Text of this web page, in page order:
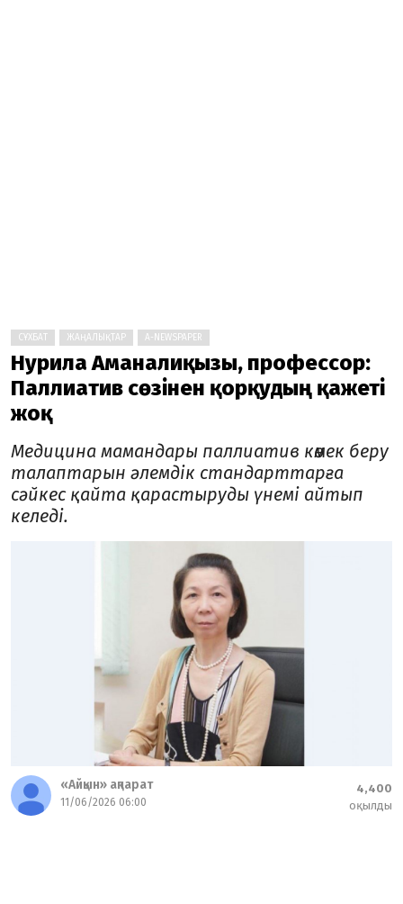
СҰХБАТ ЖАҢАЛЫҚТАР A-NEWSPAPER
Нурила Аманғалиқызы, профессор:
Паллиатив сөзінен қорқудың қажеті
жоқ
Медицина мамандары паллиатив көмек беру
талаптарын әлемдік стандарттарға
сәйкес қайта қарастыруды үнемі айтып
келеді.
«Айқын» ақпарат
11/06/2026 06:00
4,400
оқылды